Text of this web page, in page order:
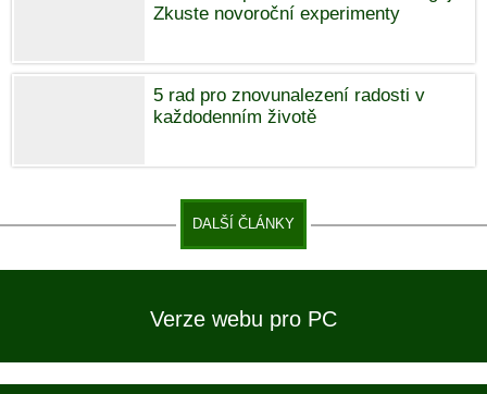
Zkuste novoroční experimenty
5 rad pro znovunalezení radosti v
každodenním životě
DALŠÍ ČLÁNKY
Verze webu pro PC